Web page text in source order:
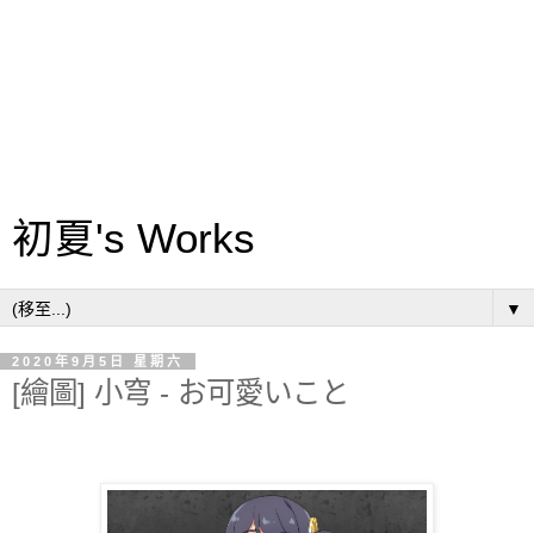
初夏's Works
▼
2020年9月5日 星期六
[繪圖] 小穹 - お可愛いこと